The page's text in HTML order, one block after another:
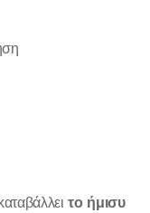
το ήμισυ